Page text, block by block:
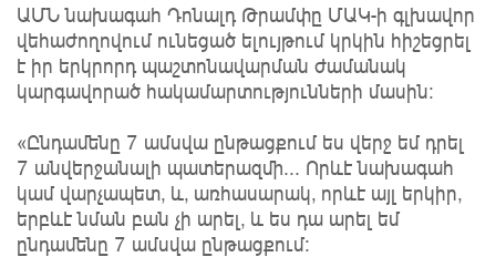
ԱՄՆ նախագահ Դոնալդ Թրամփը ՄԱԿ-ի գլխավոր
վեհաժողովում ունեցած ելույթում կրկին հիշեցրել
է իր երկրորդ պաշտոնավարման ժամանակ
կարգավորած հակամարտությունների մասին:
«Ընդամենը 7 ամսվա ընթացքում ես վերջ եմ դրել
7 անվերջանալի պատերազմի... Որևէ նախագահ
կամ վարչապետ, և, առհասարակ, որևէ այլ երկիր,
երբևէ նման բան չի արել, և ես դա արել եմ
ընդամենը 7 ամսվա ընթացքում։